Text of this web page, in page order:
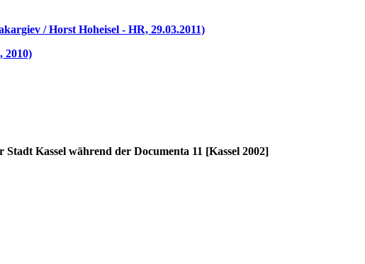
/ Horst Hoheisel - HR, 29.03.2011)
2010)
Kassel während der Documenta 11 [Kassel 2002]